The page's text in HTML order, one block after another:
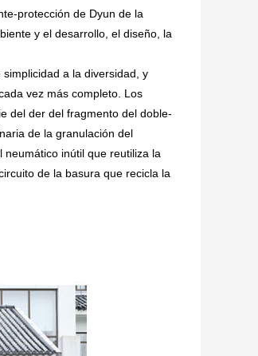
protección de Dyun de la
y el desarrollo, el diseño, la
a la diversidad, y
vez más completo. Los
del der del fragmento del doble-
de la granulación del
inútil que reutiliza la
de la basura que recicla la